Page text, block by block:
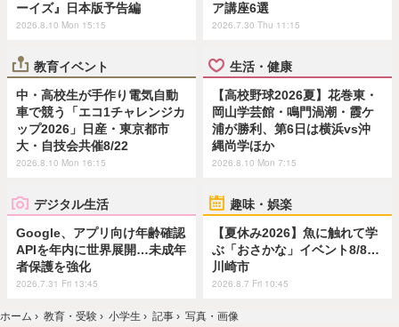
ーイズ』日本版予告編
2026.8.10 Mon 15:15
ア講座6選
2026.7.30 Thu 11:15
教育イベント
中・高校生が手作り電気自動
車で競う「エコ1チャレンジカ
ップ2026」日産・東京都市
大・自技会共催8/22
2026.8.10 Mon 16:15
生活・健康
【高校野球2026夏】花巻東・
岡山学芸館・鳴門渦潮・霞ケ
浦が勝利、第6日は横浜vs沖
縄尚学ほか
2026.8.10 Mon 7:15
デジタル生活
Google、アプリ向け年齢確認
APIを年内に世界展開…未成年
者保護を強化
2026.7.31 Fri 13:45
趣味・娯楽
【夏休み2026】魚に触れて学
ぶ「おさかな」イベント8/8…
川崎市
2026.8.7 Fri 10:45
ホーム › 教育・受験 › 小学生 › 記事 › 写真・画像